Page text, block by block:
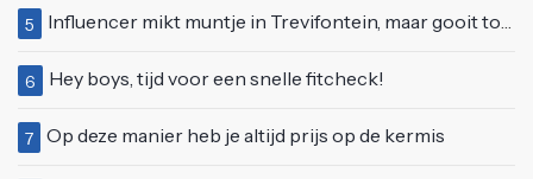
5 Influencer mikt muntje in Trevifontein, maar gooit toerist bijna knock-out
6 Hey boys, tijd voor een snelle fitcheck!
7 Op deze manier heb je altijd prijs op de kermis